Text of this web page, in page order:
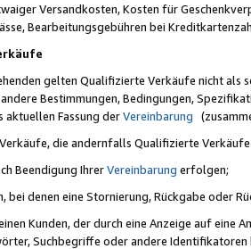
Versandkosten, Kosten für
Bearbeitungsgebühren bei
gelten Qualifizierte Verkäufe nicht als
Bestimmungen, Bedingungen,
aktuellen Fassung derVereinbarung
die andernfalls Qualifizierte
Beendigung IhrerVereinbarung erfolgen;
bei denen eine Stornierung, Rückgabe oder
Kunden, der durch eine Anzeige auf eine
Suchbegriffe oder andere